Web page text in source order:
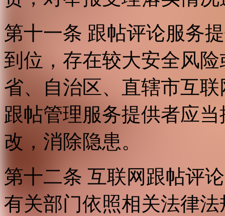
第十一条 跟帖评论服务
到位，存在较大安全风
省、自治区、直辖市互
跟帖管理服务提供者应
改，消除隐患。
第十二条 互联网跟帖评
有关部门依照相关法律